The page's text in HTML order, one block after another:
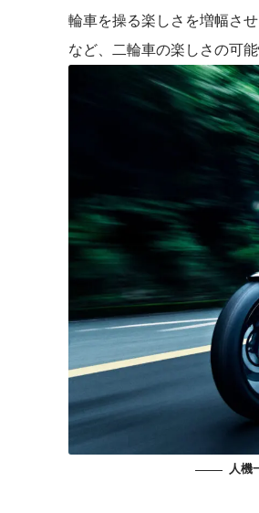
輪車を操る楽しさを増幅さ
など、二輪車の楽しさの可
人機